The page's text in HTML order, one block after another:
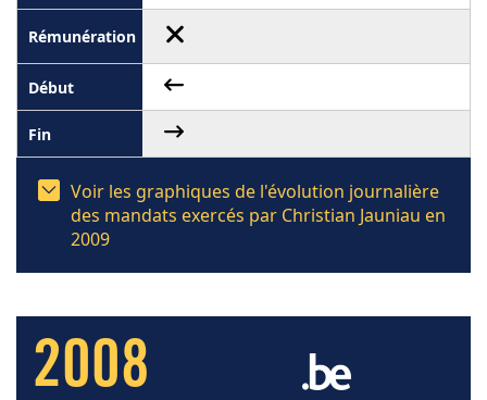
Voir les graphiques de l'évolution journalière
des mandats exercés par Christian Jauniau en
2009
2008